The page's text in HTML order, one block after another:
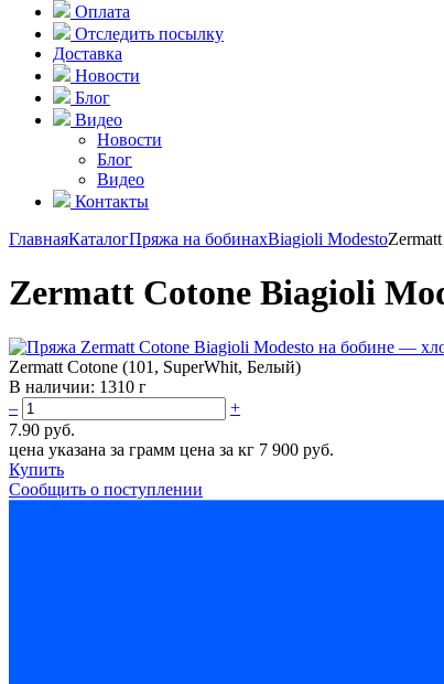
Оплата
Отследить посылку
Доставка
Новости
Блог
Видео
Новости
Блог
Видео
Контакты
ГлавнаяКаталогПряжа на бобинахBiagioli Modesto
Zermatt Cotone Biagioli
Zermatt Cotone (101, SuperWhit, Белый)
В наличии: 1310 г
–
+
7.90 руб.
цена указана за грамм цена за кг 7 900 руб.
Купить
Сообщить о поступлении